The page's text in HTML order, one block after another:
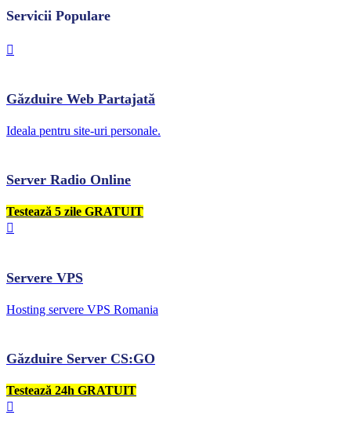
Servicii Populare
Găzduire Web Partajată
Ideala pentru site-uri personale.
Server Radio Online
Testează 5 zile GRATUIT
Servere VPS
Hosting servere VPS Romania
Găzduire Server CS:GO
Testează 24h GRATUIT